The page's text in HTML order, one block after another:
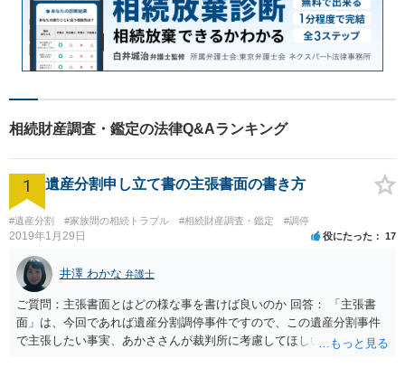
相続財産調査・鑑定の法律Q&Aランキング
1 遺産分割申し立て書の主張書面の書き方
#遺産分割 #家族間の相続トラブル #相続財産調査・鑑定 #調停
2019年1月29日 役にたった 17
井澤 わかな 弁護士
ご質問：主張書面とはどの様な事を書けば良いのか 回答： 「主張書
面」は、今回であれば遺産分割調停事件ですので、この遺産分割事件
で主張したい事実、あかささんが裁判所に考慮してほしいと思う、亡